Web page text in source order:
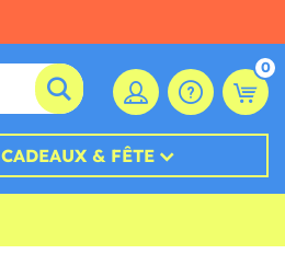
0
CADEAUX & FÊTE